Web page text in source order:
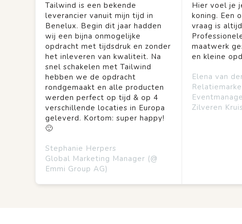
Tailwind is een bekende
leverancier vanuit mijn tijd in
Benelux. Begin dit jaar hadden
wij een bijna onmogelijke
opdracht met tijdsdruk en zonder
het inleveren van kwaliteit. Na
snel schakelen met Tailwind
hebben we de opdracht
rondgemaakt en alle producten
werden perfect op tijd & op 4
verschillende locaties in Europa
geleverd. Kortom: super happy!
🙂
Stephanie Herpers
Global Marketing Manager (@
Emmi Group AG)
Hier voel je
koning. Een
vraag is
maatwerk
en kleine
Elena van
Zilveren Kruis